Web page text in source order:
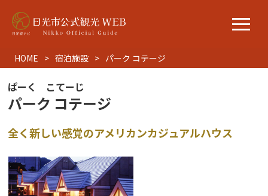
HOME 宿泊施設 パーク コテージ
ぱーく こてーじ
パーク コテージ
全く新しい感覚のアメリカンカジュアルハウス